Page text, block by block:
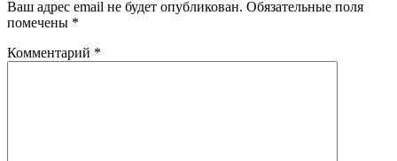
Ваш адрес email не будет опубликован. Обязательные поля
помечены *
Комментарий *